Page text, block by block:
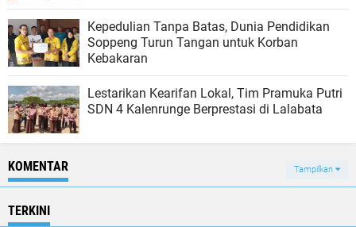
Kepedulian Tanpa Batas, Dunia Pendidikan
Soppeng Turun Tangan untuk Korban
Kebakaran
Lestarikan Kearifan Lokal, Tim Pramuka Putri
SDN 4 Kalenrunge Berprestasi di Lalabata
KOMENTAR Tampilkan
TERKINI